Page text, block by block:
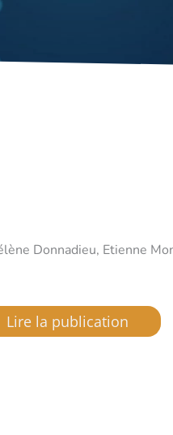
Donnadieu, Etienne
Lire la publication